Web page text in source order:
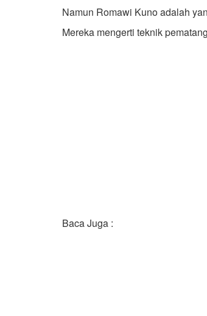
Namun Romawi Kuno adalah
Mereka mengerti teknik
Baca Juga :